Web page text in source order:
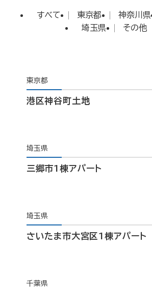
すべて 東京都 神奈川県
埼玉県
その他
東京都
港区神谷町土地
埼玉県
三郷市1棟アパート
埼玉県
さいたま市大宮区1棟アパート
千葉県